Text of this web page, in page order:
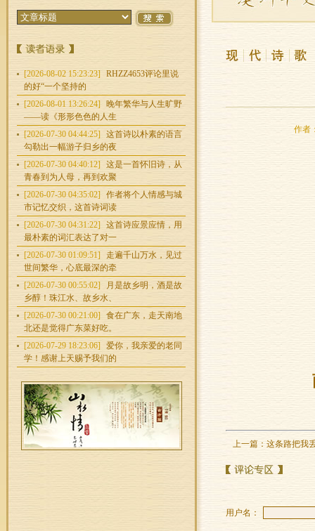
[2026-08-02 15:23:23]
RHZZ4653评论里说
的好“一个坚持的
[2026-08-01 13:26:24]
晚年繁华与人生旷野
——读《形形色色的人生
[2026-07-30 04:44:25]
这首诗以朴素的语言
勾勒出一幅游子归乡的夜
[2026-07-30 04:40:12]
这是一首怀旧诗，从
青春到为人母，再到欢聚
[2026-07-30 04:35:02]
作者将个人情感与城
市记忆交织，这首诗词读
[2026-07-30 04:31:22]
这首诗应景应情，用
最朴素的词汇表达了对一
[2026-07-30 01:09:51]
走遍千山万水，见过
世间繁华，心底最深的牵
[2026-07-30 00:55:02]
月是故乡明，酒是故
乡醇！珠江水、故乡水、
[2026-07-30 00:21:00]
食在广东，走天南地
北还是觉得广东菜好吃。
[2026-07-29 18:23:06]
爱你，我亲爱的老同
学！感谢上天赐予我们的
作者
上一篇： 这条路把我
用户名：